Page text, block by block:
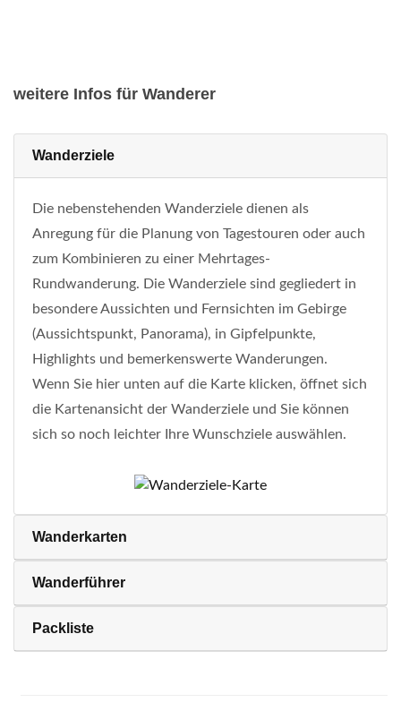
weitere Infos für Wanderer
Wanderziele
Die nebenstehenden Wanderziele dienen als
Anregung für die Planung von Tagestouren oder auch
zum Kombinieren zu einer Mehrtages-
Rundwanderung. Die Wanderziele sind gegliedert in
besondere Aussichten und Fernsichten im Gebirge
(Aussichtspunkt, Panorama), in Gipfelpunkte,
Highlights und bemerkenswerte Wanderungen.
Wenn Sie hier unten auf die Karte klicken, öffnet sich
die Kartenansicht der Wanderziele und Sie können
sich so noch leichter Ihre Wunschziele auswählen.
Wanderkarten
Wanderführer
Packliste